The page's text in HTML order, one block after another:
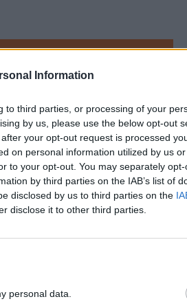
Information
to third parties, or processing of your
by us, please use the below opt-out
your opt-out request is processed
on personal information utilized by us
to your opt-out. You may separately
by third parties on the IAB’s list of
disclosed by us to third parties on the
disclose it to other third parties.
personal data.
na wynajęcie
nie pomoc rodziny, nie